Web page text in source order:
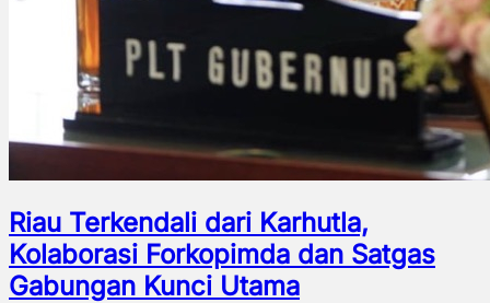
Riau Terkendali dari Karhutla,
Kolaborasi Forkopimda dan Satgas
Gabungan Kunci Utama